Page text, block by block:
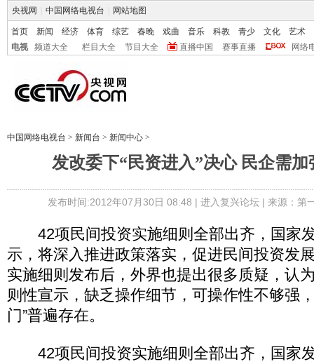
央视网 中国网络电视台 网站地图
首页 新闻 经济 体育 综艺 春晚 戏曲 音乐 科教 青少 文化
艺术
电视
频道大全 栏目大全 节目大全 直播中国 赛事直播 网络
中国网络电视台 > 新闻台 > 新闻中心 >
发改委下“民资进入”决心 民企需加
发布时间:2012年07月30日 08:48 | 进入复兴论坛| 来源：第
42项民间投资实施细则全部出齐，国家
示，将深入推进政策落实，促进民间投资发
实施细则发布后，外界也提出很多质疑，认
则性宣示，缺乏操作细节，可操作性不够强，
门”普遍存在。
42项民间投资实施细则全部出齐，国家